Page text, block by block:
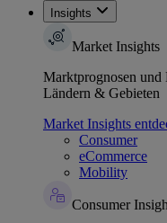
Insights
Market Insights
Marktprognosen
Ländern & Gebieten
Market Insights
Consumer
eCommerce
Mobility
Consumer